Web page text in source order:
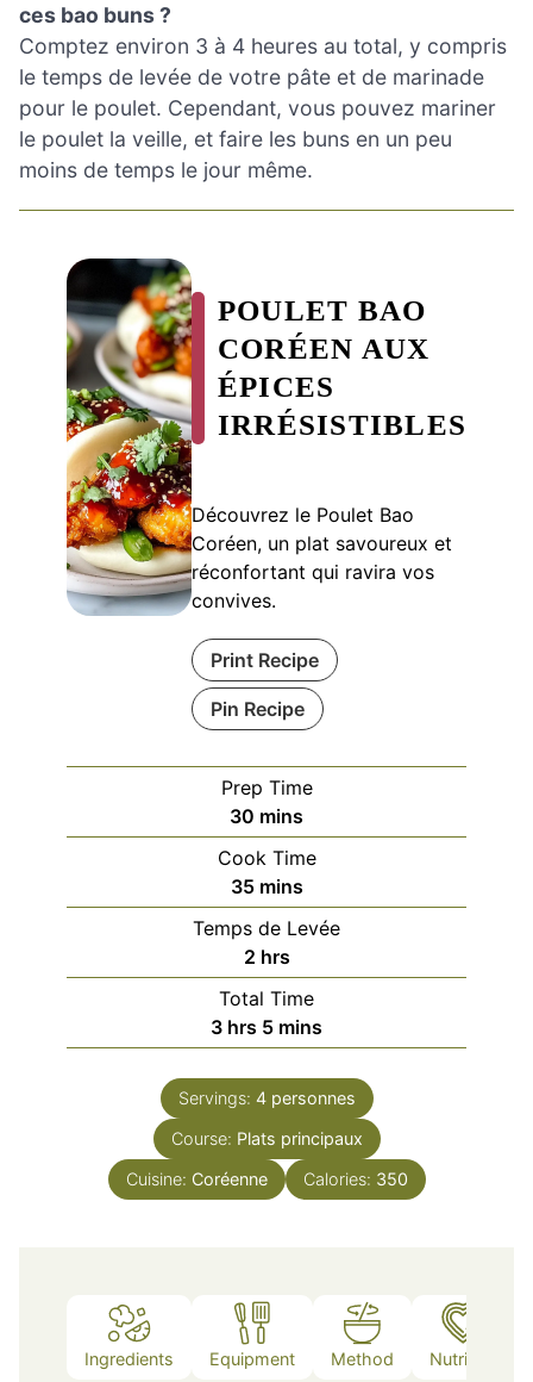
ces bao buns ?
Comptez environ 3 à 4 heures au total, y compris
le temps de levée de votre pâte et de marinade
pour le poulet. Cependant, vous pouvez mariner
le poulet la veille, et faire les buns en un peu
moins de temps le jour même.
POULET BAO
CORÉEN AUX
ÉPICES
IRRÉSISTIBLES
Découvrez le Poulet Bao
Coréen, un plat savoureux et
réconfortant qui ravira vos
convives.
Print Recipe
Pin Recipe
Prep Time
30 minutes
mins
Cook Time
35minutes
mins
Temps de Levée
2hours
hrs
Total Time
3hours
hrs 5minutes
mins
Servings: 4 personnes
Course: Plats principaux
Cuisine: Coréenne Calories: 350
Ingredients Equipment Method Nutrition